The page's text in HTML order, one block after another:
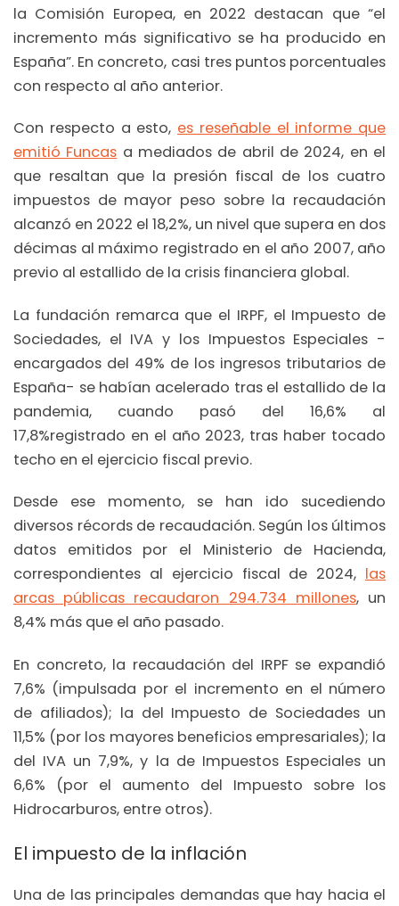
la Comisión Europea, en 2022 destacan que “el
incremento más significativo se ha producido en
España”. En concreto, casi tres puntos porcentuales
con respecto al año anterior.
Con respecto a esto, es reseñable el informe que
emitió Funcas a mediados de abril de 2024, en el
que resaltan que la presión fiscal de los cuatro
impuestos de mayor peso sobre la recaudación
alcanzó en 2022 el 18,2%, un nivel que supera en dos
décimas al máximo registrado en el año 2007, año
previo al estallido de la crisis financiera global.
La fundación remarca que el IRPF, el Impuesto de
Sociedades, el IVA y los Impuestos Especiales -
encargados del 49% de los ingresos tributarios de
España- se habían acelerado tras el estallido de la
pandemia, cuando pasó del 16,6% al
17,8%registrado en el año 2023, tras haber tocado
techo en el ejercicio fiscal previo.
Desde ese momento, se han ido sucediendo
diversos récords de recaudación. Según los últimos
datos emitidos por el Ministerio de Hacienda,
correspondientes al ejercicio fiscal de 2024, las
arcas públicas recaudaron 294.734 millones, un
8,4% más que el año pasado.
En concreto, la recaudación del IRPF se expandió
7,6% (impulsada por el incremento en el número
de afiliados); la del Impuesto de Sociedades un
11,5% (por los mayores beneficios empresariales); la
del IVA un 7,9%, y la de Impuestos Especiales un
6,6% (por el aumento del Impuesto sobre los
Hidrocarburos, entre otros).
El impuesto de la inflación
Una de las principales demandas que hay hacia el